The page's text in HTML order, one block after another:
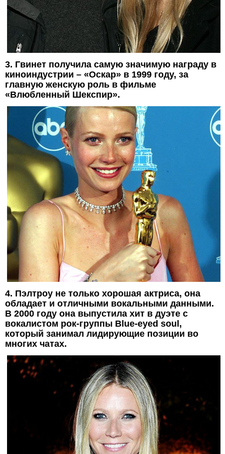
3. Гвинет получила самую значимую награду в
киноиндустрии – «Оскар» в 1999 году, за
главную женскую роль в фильме
«Влюбленный Шекспир».
4. Пэлтроу не только хорошая актриса, она
обладает и отличными вокальными данными.
В 2000 году она выпустила хит в дуэте с
вокалистом рок-группы Blue-eyed soul,
который занимал лидирующие позиции во
многих чатах.